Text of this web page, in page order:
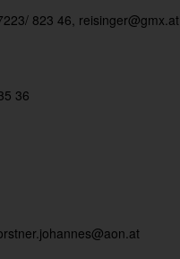
823 46, reisinger@gmx.at
36